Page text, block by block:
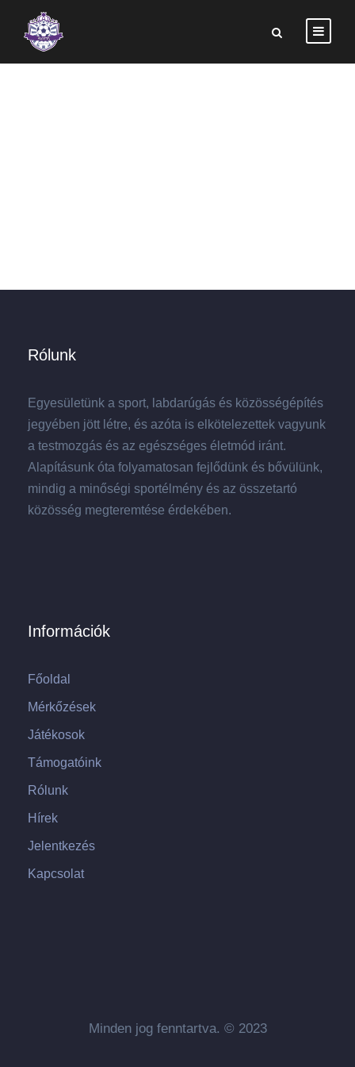
Rólunk
Egyesületünk a sport, labdarúgás és közösségépítés
jegyében jött létre, és azóta is elkötelezettek vagyunk
a testmozgás és az egészséges életmód iránt.
Alapításunk óta folyamatosan fejlődünk és bővülünk,
mindig a minőségi sportélmény és az összetartó
közösség megteremtése érdekében.
Információk
Főoldal
Mérkőzések
Játékosok
Támogatóink
Rólunk
Hírek
Jelentkezés
Kapcsolat
Minden jog fenntartva. © 2023